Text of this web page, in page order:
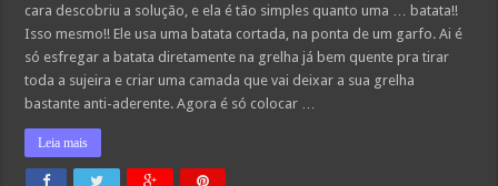
que
acontece!
cara descobriu a solução, e ela é tão simples quanto uma … batata!!
Isso mesmo!! Ele usa uma batata cortada, na ponta de um garfo. Ai é
só esfregar a batata diretamente na grelha já bem quente pra tirar
toda a sujeira e criar uma camada que vai deixar a sua grelha
bastante anti-aderente. Agora é só colocar …
Leia mais